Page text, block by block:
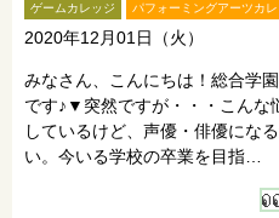
ゲームカレッジ パフォーミングアーツカレ
2020年12月01日（火）
みなさん、こんにちは！総合学
です♪▼突然ですが・・・こんな
しているけど、声優・俳優にな
い。今いる学校の卒業を目指…